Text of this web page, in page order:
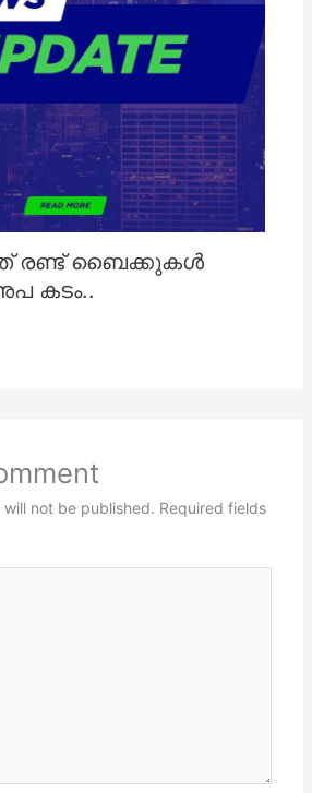
രണ്ട് ബൈക്കുകൾ
അപ കടം..
will not be published. Required fields